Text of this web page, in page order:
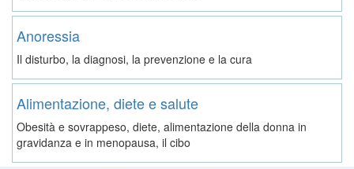
Anoressia
Il disturbo, la diagnosi, la prevenzione e la cura
Alimentazione, diete e salute
Obesità e sovrappeso, diete, alimentazione della donna in
gravidanza e in menopausa, il cibo